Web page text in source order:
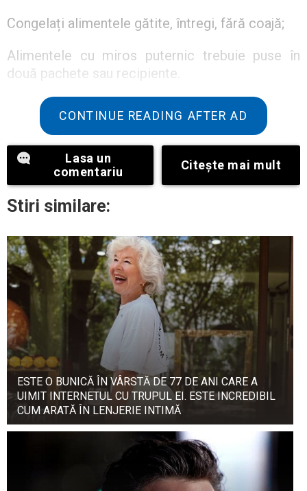
Congelați alimentele gătite, întregi, fără coajă;
Alimentele cu miros puternic trebuie puse în
două pachete sau recipiente.
CONTINUE READING AFTER AD
Lasa un
comentariu
Citeşte mai mult
Stiri similare:
ESTE O BUNICĂ ÎN VÂRSTĂ DE 77 DE ANI CARE A
UIMIT INTERNETUL CU TRUPUL EI. ESTE INCREDIBIL
CUM ARATĂ ÎN LENJERIE INTIMĂ